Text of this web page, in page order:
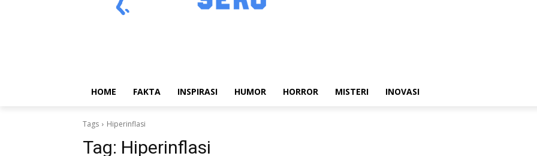
HOME FAKTA INSPIRASI HUMOR HORROR MISTERI INOVASI
Tags Hiperinflasi
Tag: Hiperinflasi